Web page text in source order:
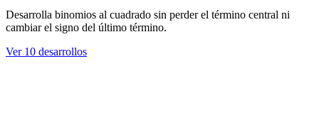
Desarrolla binomios al cuadrado sin perder el término central ni
cambiar el signo del último término.
Ver 10 desarrollos